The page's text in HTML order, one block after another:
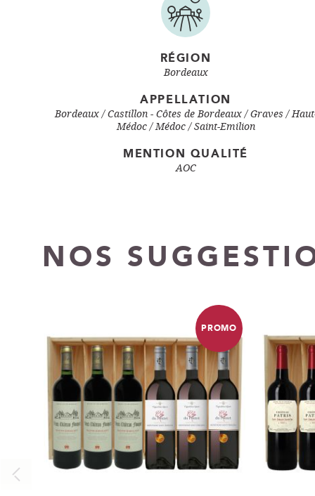
RÉGION
Bordeaux
APPELLATION
Bordeaux Castillon - Côtes de Bordeaux Graves
Médoc
Médoc Saint-Emilion
MENTION QUALITÉ
AOC
NOS
PROMO